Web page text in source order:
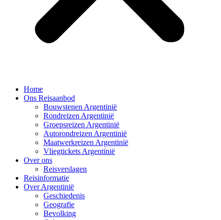
Home
Ons Reisaanbod
Bouwstenen Argentinië
Rondreizen Argentinië
Groepsreizen Argentinië
Autorondreizen Argentinië
Maatwerkreizen Argentinië
Vliegtickets Argentinië
Over ons
Reisverslagen
Reisinformatie
Over Argentinië
Geschiedenis
Geografie
Bevolking